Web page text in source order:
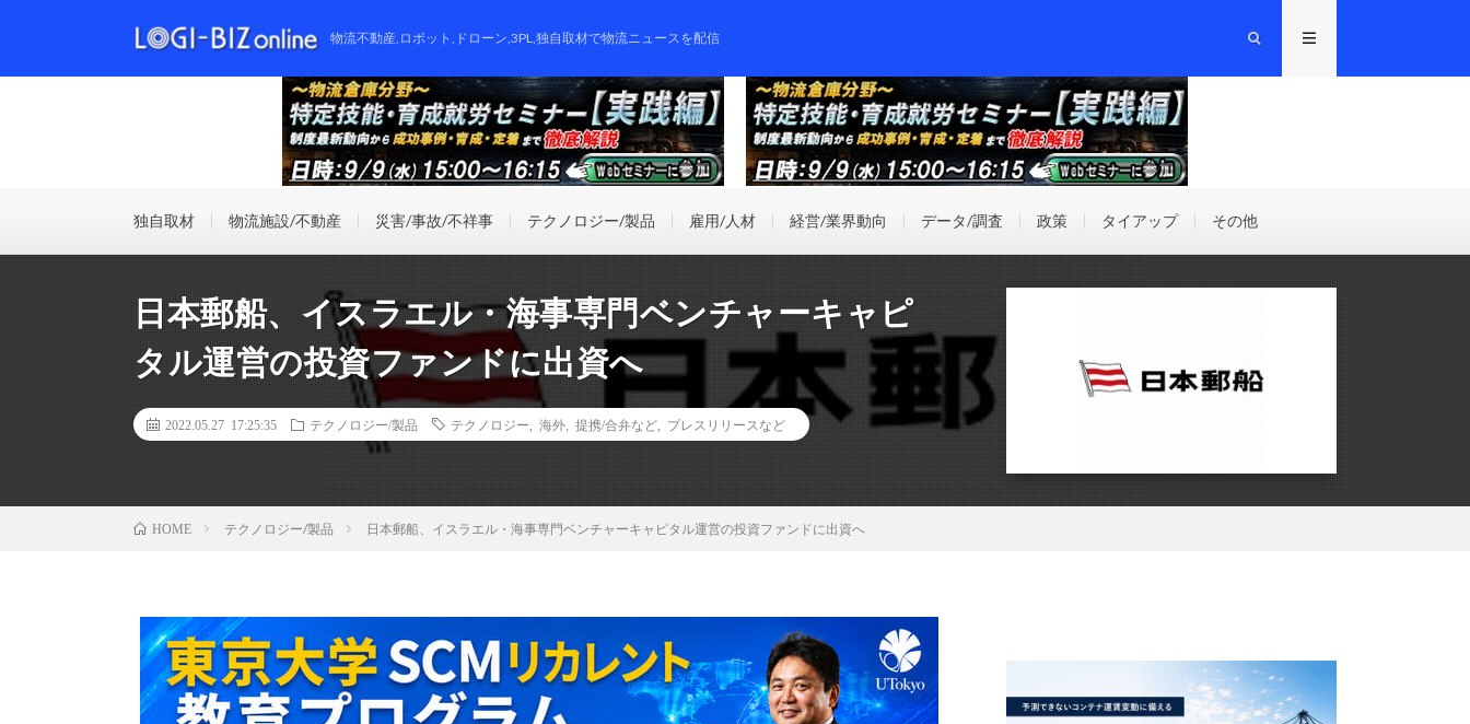
物流不動産,ロボット,ドローン,3PL,独自取材で物流ニュースを配信
独自取材 物流施設/不動産 災害/事故/不祥事 テクノロジー/製品 雇用/人材 経営/業界動向 データ/調査 政策 タイアップ その他
日本郵船、イスラエル・海事専門ベンチャーキャピ
タル運営の投資ファンドに出資へ
2022.05.27 17:25:35 テクノロジー/製品 テクノロジー 海外 提携/合弁など プレスリリースなど
HOME テクノロジー/製品 日本郵船、イスラエル・海事専門ベンチャーキャピタル運営の投資ファンドに出資へ